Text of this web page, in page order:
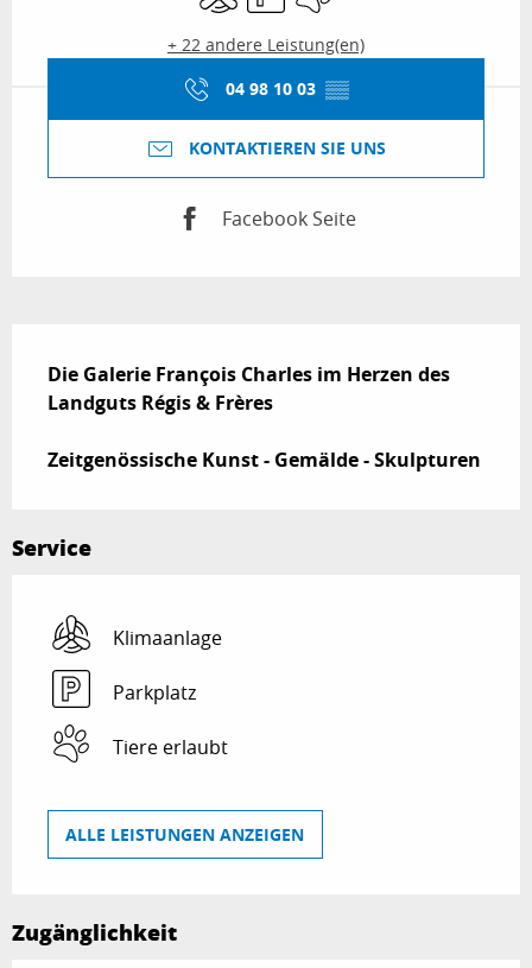
+ 22 andere Leistung(en)
04 98 10 03 ▒▒
KONTAKTIEREN SIE UNS
Facebook Seite
Die Galerie François Charles im Herzen des
Landguts Régis & Frères
Zeitgenössische Kunst - Gemälde - Skulpturen
Service
Klimaanlage
Parkplatz
Tiere erlaubt
ALLE LEISTUNGEN ANZEIGEN
Zugänglichkeit